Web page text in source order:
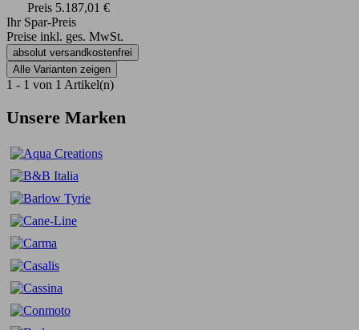
Preis 5.187,01 €
Ihr Spar-Preis
Preise inkl. ges. MwSt.
absolut versandkostenfrei
Alle Varianten zeigen
1 - 1 von 1 Artikel(n)
Unsere Marken